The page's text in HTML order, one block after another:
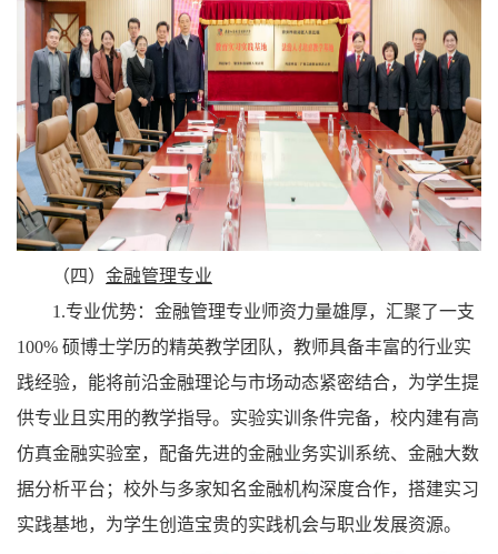
（四） 金融管理专业
1.专业优势： 金融管理专业师资力量雄厚，汇聚了一支
100% 硕博士学历的精英教学团队，教师具备丰富的行业实
践经验，能将前沿金融理论与市场动态紧密结合，为学生提
供专业且实用的教学指导。实验实训条件完备，校内建有高
仿真金融实验室，配备先进的金融业务实训系统、金融大数
据分析平台；校外与多家知名金融机构深度合作，搭建实习
实践基地，为学生创造宝贵的实践机会与职业发展资源。